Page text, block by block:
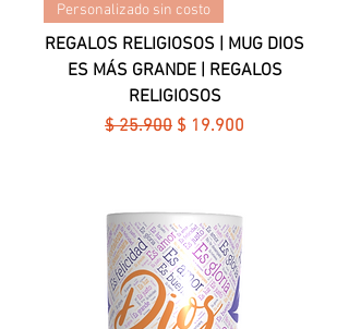
Personalizado sin costo
REGALOS RELIGIOSOS | MUG DIOS
ES MÁS GRANDE | REGALOS
RELIGIOSOS
Precio
$ 25.900 Precio de oferta
$ 19.900